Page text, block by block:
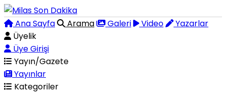
Ana Sayfa Arama Galeri Video
Yazarlar
Üyelik
Üye Girişi
Yayın/Gazete
Yayınlar
Kategoriler